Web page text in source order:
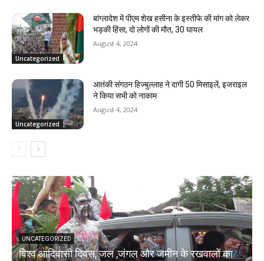
Uncategorized
बांग्लादेश में पीएम शेख हसीना के इस्तीफे की मांग को लेकर
भड़की हिंसा, दो लोगों की मौत, 30 घायल
August 4, 2024
Uncategorized
आतंकी संगठन हिज्बुल्लाह ने दागी 50 मिसाइलें, इजराइल
ने किया सभी को नाकाम
August 4, 2024
UNCATEGORIZED
विश्व आदिवासी दिवस, जल ,जंगल और जमीन के रखवालों का